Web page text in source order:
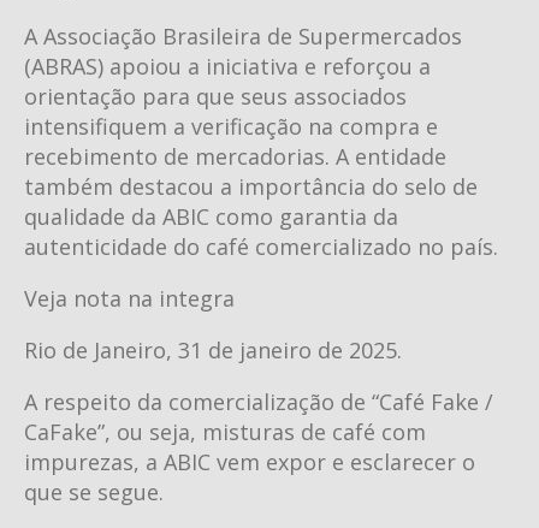
A Associação Brasileira de Supermercados
(ABRAS) apoiou a iniciativa e reforçou a
orientação para que seus associados
intensifiquem a verificação na compra e
recebimento de mercadorias. A entidade
também destacou a importância do selo de
qualidade da ABIC como garantia da
autenticidade do café comercializado no país.
Veja nota na integra
Rio de Janeiro, 31 de janeiro de 2025.
A respeito da comercialização de “Café Fake /
CaFake”, ou seja, misturas de café com
impurezas, a ABIC vem expor e esclarecer o
que se segue.